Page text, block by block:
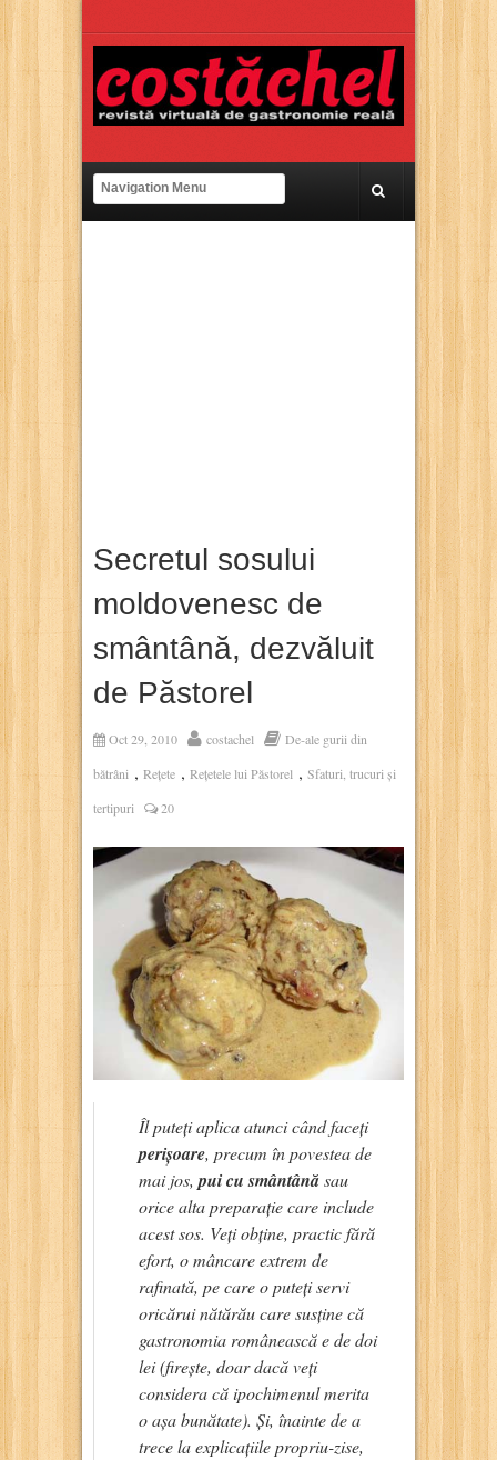
Secretul sosului
moldovenesc de
smântână, dezvăluit
de Păstorel
Oct 29, 2010 costachel
De-ale gurii din
bătrâni , Rețete , Rețetele lui Păstorel , Sfaturi, trucuri și
tertipuri
20
Îl puteți aplica atunci când faceți
perișoare, precum în povestea de
mai jos, pui cu smântânăsau
orice alta preparație care include
acest sos. Veți obține, practic fără
efort, o mâncare extrem de
rafinată, pe care o puteți servi
oricărui nătărău care susține că
gastronomia românească e de doi
lei (firește, doar dacă veți
considera că ipochimenul merita
o așa bunătate). Și, înainte de a
trece la explicațiile propriu-zise,